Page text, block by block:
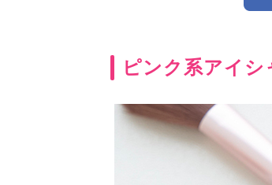
ピンク系アイ